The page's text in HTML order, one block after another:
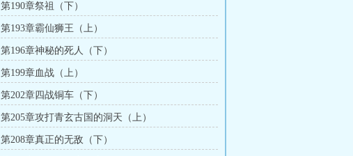
第190章祭祖（下）
第193章霸仙狮王（上）
第196章神秘的死人（下）
第199章血战（上）
第202章四战铜车（下）
第205章攻打青玄古国的洞天（上）
第208章真正的无敌（下）